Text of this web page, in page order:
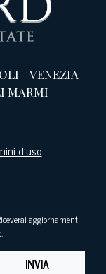
-VENEZIA -
MARMI
d’uso
aggiornamenti
INVIA